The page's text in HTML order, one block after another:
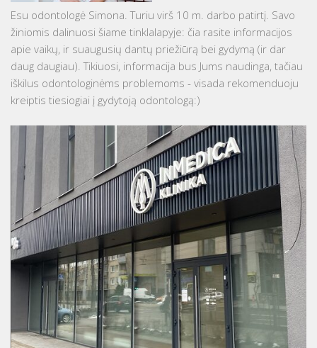
Esu odontologė Simona. Turiu virš 10 m. darbo patirtį. Savo
žiniomis dalinuosi šiame tinklalapyje: čia rasite informacijos
apie vaikų, ir suaugusių dantų priežiūrą bei gydymą (ir dar
daug daugiau). Tikiuosi, informacija bus Jums naudinga, tačiau
iškilus odontologinėms problemoms - visada rekomenduoju
kreiptis tiesiogiai į gydytoją odontologą:)